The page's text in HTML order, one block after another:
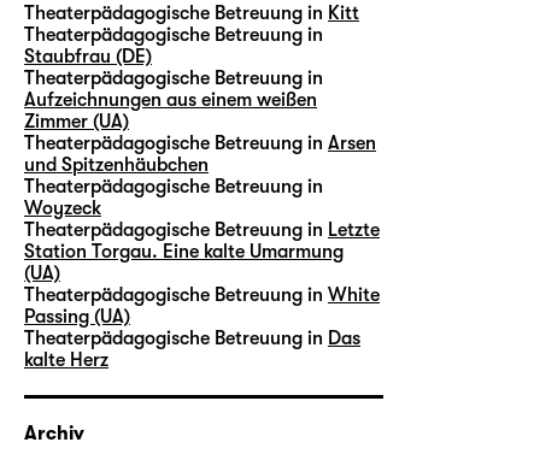
Theaterpädagogische Betreuung in Kitt
Theaterpädagogische Betreuung in
Staubfrau (DE)
Theaterpädagogische Betreuung in
Aufzeichnungen aus einem weißen
Zimmer (UA)
Theaterpädagogische Betreuung in Arsen
und Spitzenhäubchen
Theaterpädagogische Betreuung in
Woyzeck
Theaterpädagogische Betreuung in Letzte
Station Torgau. Eine kalte Umarmung
(UA)
Theaterpädagogische Betreuung in White
Passing (UA)
Theaterpädagogische Betreuung in Das
kalte Herz
Archiv